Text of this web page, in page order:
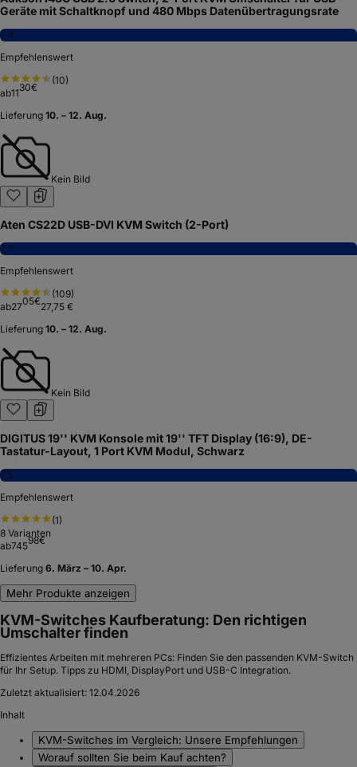
Geräte mit Schaltknopf und 480 Mbps Datenübertragungsrate
7,4
Empfehlenswert
(10)
ab1130€
Lieferung 10. – 12. Aug.
Kein Bild
Aten CS22D USB-DVI KVM Switch (2-Port)
7,7
Empfehlenswert
(109)
ab2705€27,75 €
Lieferung 10. – 12. Aug.
Kein Bild
DIGITUS 19'' KVM Konsole mit 19'' TFT Display (16:9), DE-
Tastatur-Layout, 1 Port KVM Modul, Schwarz
7,5
Empfehlenswert
(1)
8 Varianten
ab74598€
Lieferung 6. März – 10. Apr.
Mehr Produkte anzeigen
KVM-Switches Kaufberatung: Den richtigen
Umschalter finden
Effizientes Arbeiten mit mehreren PCs: Finden Sie den passenden KVM-Switch
für Ihr Setup. Tipps zu HDMI, DisplayPort und USB-C Integration.
Zuletzt aktualisiert: 12.04.2026
Inhalt
KVM-Switches im Vergleich: Unsere Empfehlungen
Worauf sollten Sie beim Kauf achten?